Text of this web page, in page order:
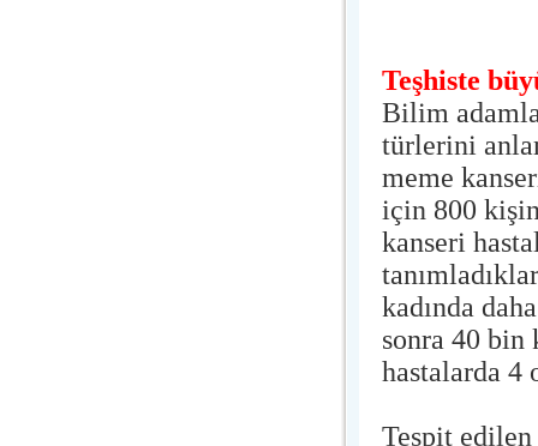
Teşhiste
Bilim
türlerini
meme
için 800
kanseri
kadında
sonra 40 bin
hastalarda
Tespit